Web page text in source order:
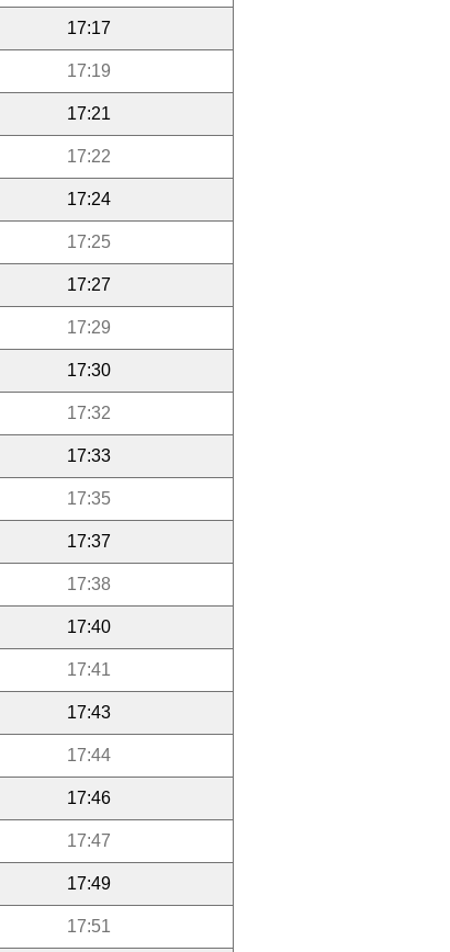
17:17
17:19
17:21
17:22
17:24
17:25
17:27
17:29
17:30
17:32
17:33
17:35
17:37
17:38
17:40
17:41
17:43
17:44
17:46
17:47
17:49
17:51